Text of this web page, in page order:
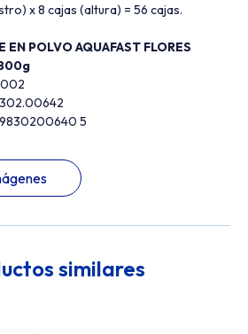
x 8 cajas (altura) = 56 cajas.
POLVO AQUAFAST FLORES
5
similares